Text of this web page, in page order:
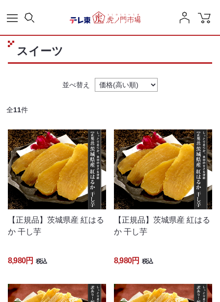
スイーツ
並べ替え
全11件
【正規品】茨城県産 紅はる
か 干し芋
8,980円 税込
【正規品】茨城県産 紅はる
か 干し芋
8,980円 税込